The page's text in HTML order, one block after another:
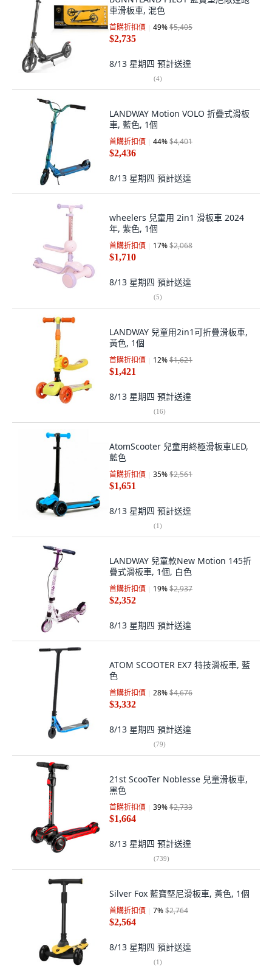
車滑板車, 混色
首購折扣價 49%$5,405
$2,735
8/13 星期四 預計送達
(4)
LANDWAY Motion VOLO 折疊式滑板
車, 藍色, 1個
首購折扣價 44%$4,401
$2,436
8/13 星期四 預計送達
wheelers 兒童用 2in1 滑板車 2024
年, 紫色, 1個
首購折扣價 17%$2,068
$1,710
8/13 星期四 預計送達
(5)
LANDWAY 兒童用2in1可折疊滑板車,
黃色, 1個
首購折扣價 12%$1,621
$1,421
8/13 星期四 預計送達
(16)
AtomScooter 兒童用終極滑板車LED,
藍色
首購折扣價 35%$2,561
$1,651
8/13 星期四 預計送達
(1)
LANDWAY 兒童款New Motion 145折
疊式滑板車, 1個, 白色
首購折扣價 19%$2,937
$2,352
8/13 星期四 預計送達
ATOM SCOOTER EX7 特技滑板車, 藍
色
首購折扣價 28%$4,676
$3,332
8/13 星期四 預計送達
(79)
21st ScooTer Noblesse 兒童滑板車,
黑色
首購折扣價 39%$2,733
$1,664
8/13 星期四 預計送達
(739)
Silver Fox 藍寶堅尼滑板車, 黃色, 1個
首購折扣價 7%$2,764
$2,564
8/13 星期四 預計送達
(1)